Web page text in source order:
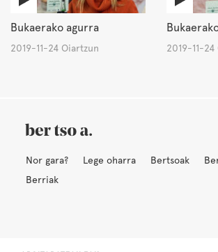
Bukaerako agurra
2019-11-24 Oiartzun 2019-11-
Nor gara? Lege oharra Bertsoak
Berriak